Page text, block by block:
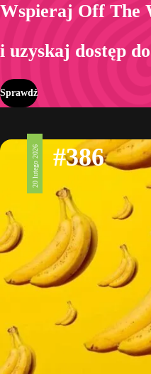
Wspieraj Off The
i uzyskaj dostęp
Sprawdź
20 lutego 2026 #386